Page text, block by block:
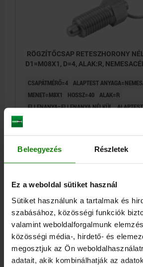
Beleegyezés Részletek
Ez a weboldal sütiket használ
Sütiket használunk a tartalmak és
szabásához, közösségi funkciók
valamint weboldalforgalmunk
közösségi média-, hirdető- és
megosztjuk az Ön
adatait, akik kombinálhatják az
RÖGZÍTŐCSAP RETESZHORONY
D1=M08X1, D=4, ALAK:R,
CSAPÁTMÉRŐ=4 ALAPTEST
MENET=M8X1
HOSSZ=40 ALAK=R
ELLENANYA=ELLENANYA NÉLKÜL
RUGÓERŐ,
Rendelési szám: 03092-03004
hozzáértve szállítási költségek
03092 R